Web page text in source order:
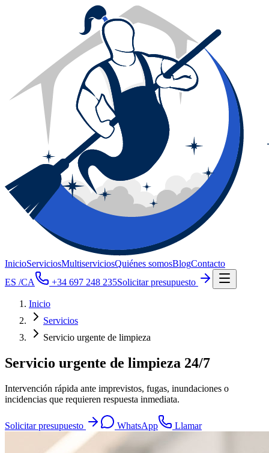
InicioServiciosMultiserviciosQuiénes somosBlogContacto
ES /CA +34 697 248 235Solicitar presupuesto
Inicio
Servicios
Servicio urgente de limpieza
Servicio urgente de limpieza 24/7
Intervención rápida ante imprevistos, fugas, inundaciones o
incidencias que requieren respuesta inmediata.
Solicitar presupuesto WhatsApp Llamar